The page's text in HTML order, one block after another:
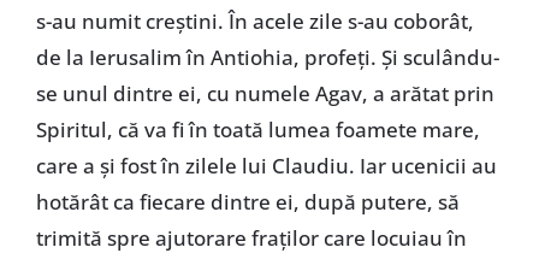
s-au numit creștini. În acele zile s-au coborât,
de la Ierusalim în Antiohia, profeți. Și sculându-
se unul dintre ei, cu numele Agav, a arătat prin
Spiritul, că va fi în toată lumea foamete mare,
care a și fost în zilele lui Claudiu. Iar ucenicii au
hotărât ca fiecare dintre ei, după putere, să
trimită spre ajutorare fraților care locuiau în